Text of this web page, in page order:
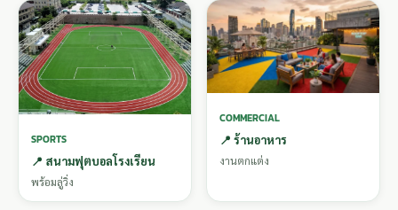
SPORTS
📍 สนามฟุตบอลโรงเรียน
พร้อมลู่วิ่ง
COMMERCIAL
📍 ร้านอาหาร
งานตกแต่ง